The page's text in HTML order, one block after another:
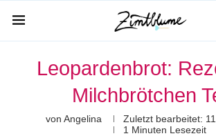
Leopardenbrot:
Milchbrötchen
von Angelina Zuletzt bearbeitet:
1 Minuten Lesezeit